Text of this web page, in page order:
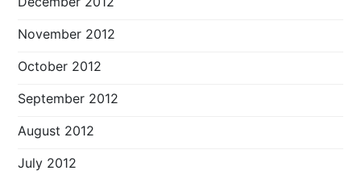
November 2012
October 2012
September 2012
August 2012
July 2012